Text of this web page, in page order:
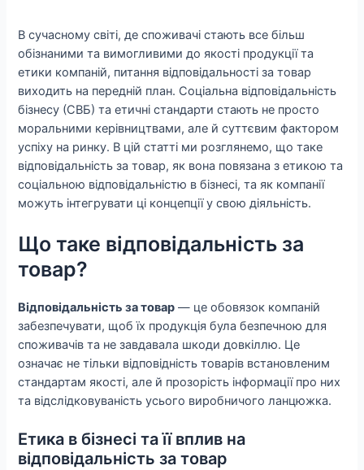
В сучасному світі, де споживачі стають все більш
обізнаними та вимогливими до якості продукції та
етики компаній, питання відповідальності за товар
виходить на передній план. Соціальна відповідальність
бізнесу (СВБ) та етичні стандарти стають не просто
моральними керівництвами, але й суттєвим фактором
успіху на ринку. В цій статті ми розглянемо, що таке
відповідальність за товар, як вона повязана з етикою та
соціальною відповідальністю в бізнесі, та як компанії
можуть інтегрувати ці концепції у свою діяльність.
Що таке відповідальність за
товар?
Відповідальність за товар — це обовязок компаній
забезпечувати, щоб їх продукція була безпечною для
споживачів та не завдавала шкоди довкіллю. Це
означає не тільки відповідність товарів встановленим
стандартам якості, але й прозорість інформації про них
та відслідковуваність усього виробничого ланцюжка.
Етика в бізнесі та її вплив на
відповідальність за товар